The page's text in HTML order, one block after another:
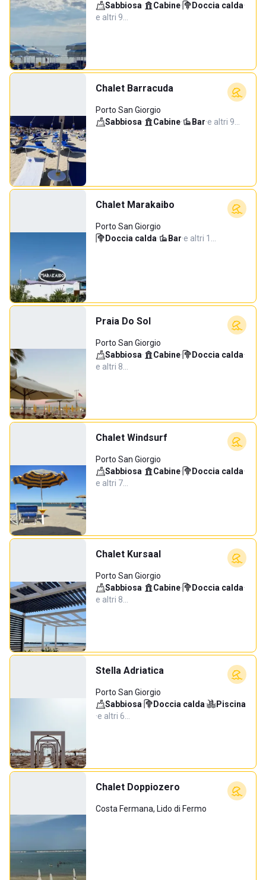
Sabbiosa· Cabine· Doccia calda·
e altri 9…
Chalet Barracuda
Porto San Giorgio
Sabbiosa· Cabine· Bar·e altri 9…
Chalet Marakaibo
Porto San Giorgio
Doccia calda· Bar·e altri 1…
Praia Do Sol
Porto San Giorgio
Sabbiosa· Cabine· Doccia calda·
e altri 8…
Chalet Windsurf
Porto San Giorgio
Sabbiosa· Cabine· Doccia calda·
e altri 7…
Chalet Kursaal
Porto San Giorgio
Sabbiosa· Cabine· Doccia calda·
e altri 8…
Stella Adriatica
Porto San Giorgio
Sabbiosa· Doccia calda·
Piscina
·e altri 6…
Chalet Doppiozero
Costa Fermana, Lido di Fermo